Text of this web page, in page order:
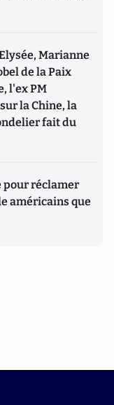
Marianne
de la Paix
l'ex PM
la Chine, la
fait du
pour réclamer
américains que